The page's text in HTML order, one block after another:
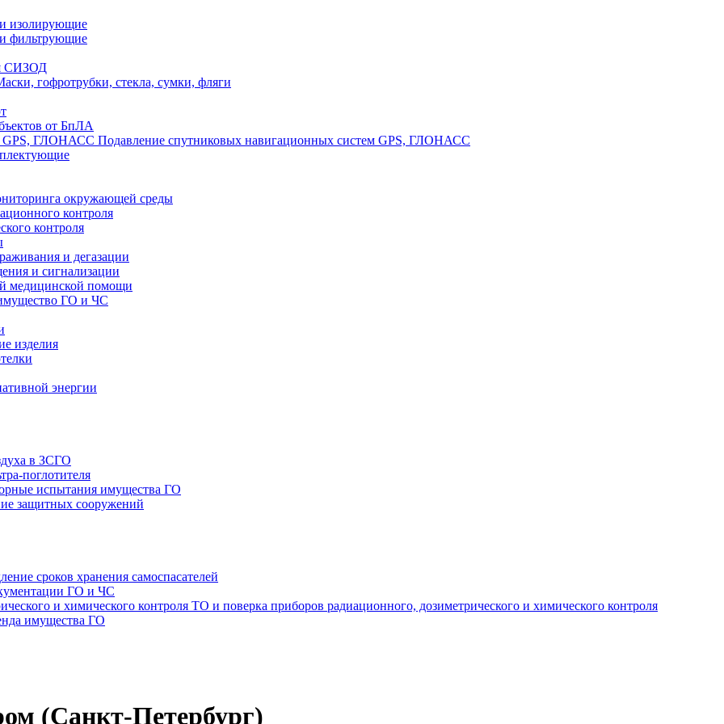
изолирующие
фильтрующие
СИЗОД
гофротрубки, стекла, сумки, фляги
от БпЛА
Подавление спутниковых навигационных систем GPS, ГЛОНАСС
окружающей среды
контроля
контроля
и дегазации
и сигнализации
медицинской помощи
ГО и ЧС
изделия
энергии
в ЗСГО
поглотителя
испытания имущества ГО
защитных сооружений
сроков хранения самоспасателей
ГО и ЧС
ТО и поверка приборов радиационного, дозиметрического и химического контроля
имущества ГО
(Санкт-Петербург)